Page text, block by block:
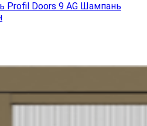
Profil Doors 9 AG Шампань